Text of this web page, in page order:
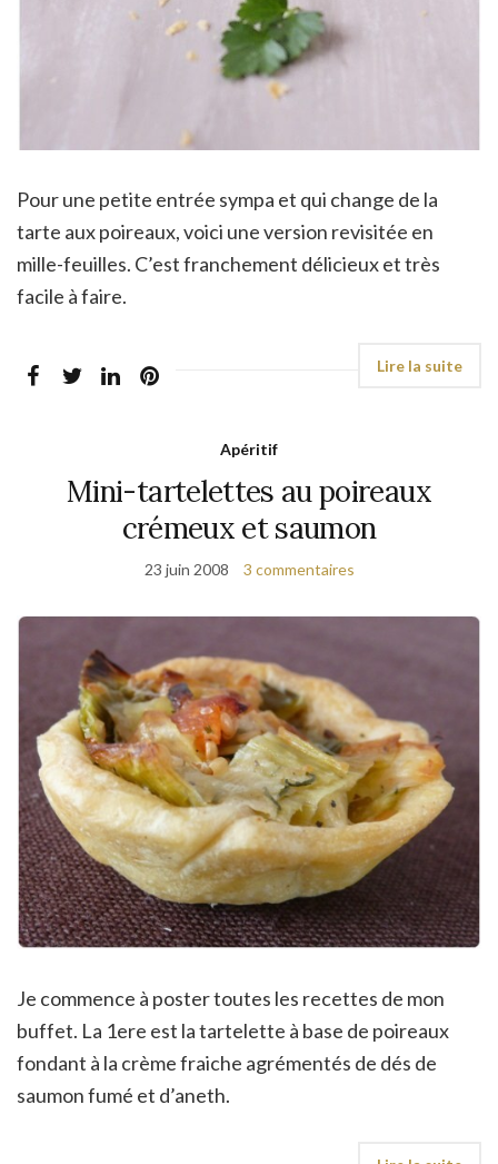
Pour une petite entrée sympa et qui change de la
tarte aux poireaux, voici une version revisitée en
mille-feuilles. C’est franchement délicieux et très
facile à faire.
Apéritif
Mini-tartelettes au poireaux
crémeux et saumon
23 juin 2008 3 commentaires
Je commence à poster toutes les recettes de mon
buffet. La 1ere est la tartelette à base de poireaux
fondant à la crème fraiche agrémentés de dés de
saumon fumé et d’aneth.